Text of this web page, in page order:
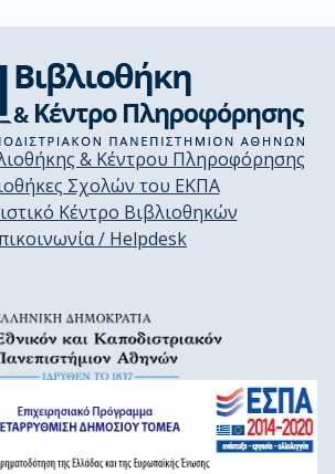
& Κέντρου Πληροφόρησης
Σχολών του ΕΚΠΑ
Κέντρο Βιβλιοθηκών
/ Helpdesk